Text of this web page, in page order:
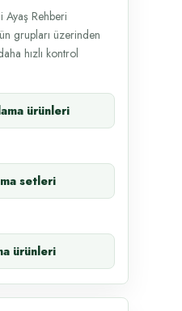
Ayaş Rehberi
grupları üzerinden
hızlı kontrol
ürünleri
setleri
ürünleri